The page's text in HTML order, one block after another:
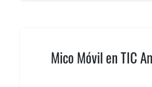
Mico Móvil en TIC